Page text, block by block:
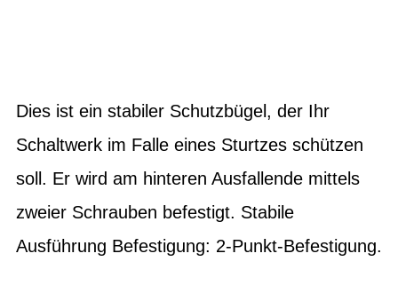
Dies ist ein stabiler Schutzbügel, der Ihr
Schaltwerk im Falle eines Sturtzes schützen
soll. Er wird am hinteren Ausfallende mittels
zweier Schrauben befestigt. Stabile
Ausführung Befestigung: 2-Punkt-Befestigung.